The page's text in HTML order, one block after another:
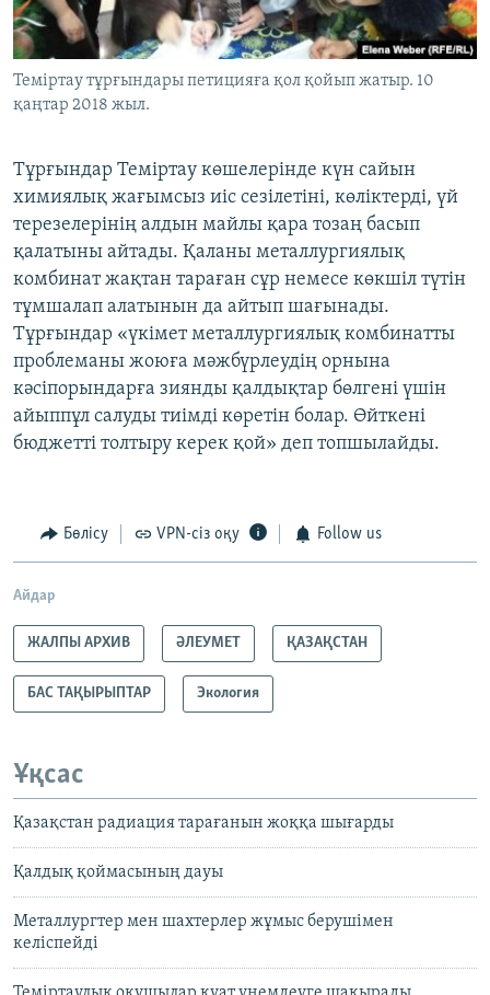
Теміртау тұрғындары петицияға қол қойып жатыр. 10
қаңтар 2018 жыл.
​Тұрғындар Теміртау көшелерінде күн сайын
химиялық жағымсыз иіс сезілетіні, көліктерді, үй
терезелерінің алдын майлы қара тозаң басып
қалатыны айтады. Қаланы металлургиялық
комбинат жақтан тараған сұр немесе көкшіл түтін
тұмшалап алатынын да айтып шағынады.
Тұрғындар «үкімет металлургиялық комбинатты
проблеманы жоюға мәжбүрлеудің орнына
кәсіпорындарға зиянды қалдықтар бөлгені үшін
айыппұл салуды тиімді көретін болар. Өйткені
бюджетті толтыру керек қой» деп топшылайды.
Бөлісу VPN-сіз оқу Follow us
Айдар
ЖАЛПЫ АРХИВ ӘЛЕУМЕТ ҚАЗАҚСТАН
БАС ТАҚЫРЫПТАР Экология
Ұқсас
Қазақстан радиация тарағанын жоққа шығарды
Қалдық қоймасының дауы
Металлургтер мен шахтерлер жұмыс берушімен
келіспейді